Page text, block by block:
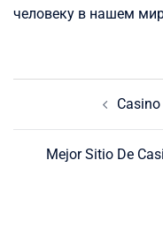
человеку в нашем
Post
navigation
Mejor Sitio De